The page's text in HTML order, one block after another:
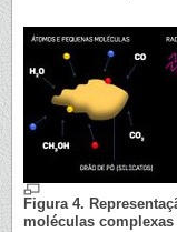
Figura 4.
moléculas